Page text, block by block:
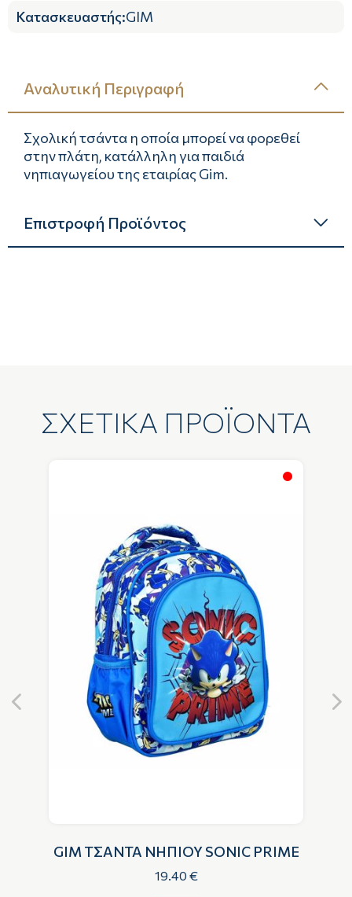
Κατασκευαστής:GIM
Αναλυτική Περιγραφή
Σχολική τσάντα η οποία μπορεί να φορεθεί
στην πλάτη, κατάλληλη για παιδιά
νηπιαγωγείου της εταιρίας Gim.
Επιστροφή Προϊόντος
ΣΧΕΤΙΚΑ ΠΡΟΪΟΝΤΑ
GIM ΤΣΑΝΤΑ ΝΗΠΙΟΥ SONIC PRIME
19.40 €